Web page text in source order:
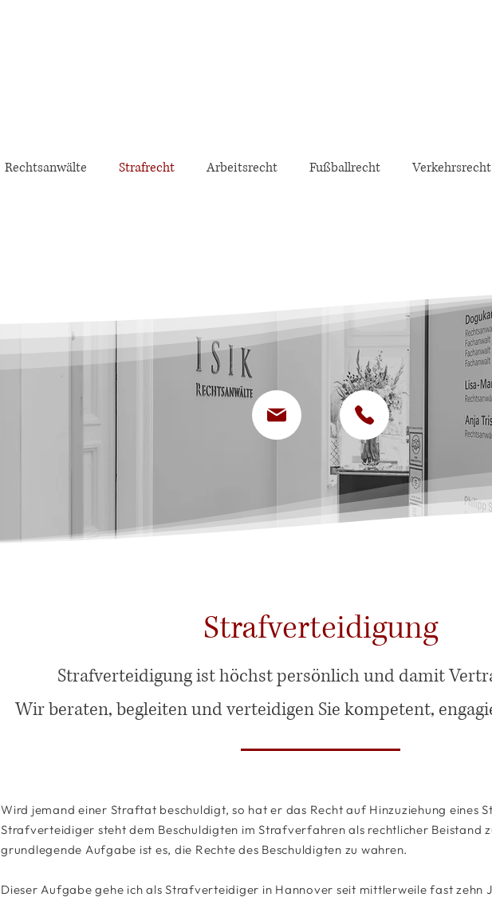
Rechtsanwälte Strafrecht Arbeitsrecht Fußballrecht Verkehrsrecht
Strafverteidigung
Strafverteidigung ist höchst persönlich und damit
Wir beraten, begleiten und verteidigen Sie kompetent,
Wird jemand einer Straftat beschuldigt, so hat er das Recht auf Hinzuziehung eines
Strafverteidiger steht dem Beschuldigten im Strafverfahren als rechtlicher Beistand
grundlegende Aufgabe ist es, die Rechte des Beschuldigten zu wahren.
Dieser Aufgabe gehe ich als Strafverteidiger in Hannover seit mittlerweile fast zehn